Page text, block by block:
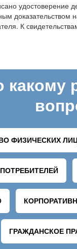
удостоверение
доказательством
К